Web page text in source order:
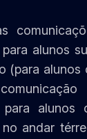
alunos
(para alunos
para alunos
andar